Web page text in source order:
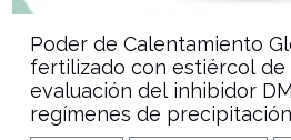
Poder de Calentamiento
fertilizado con estiércol de
evaluación del inhibidor
regímenes de precipitación